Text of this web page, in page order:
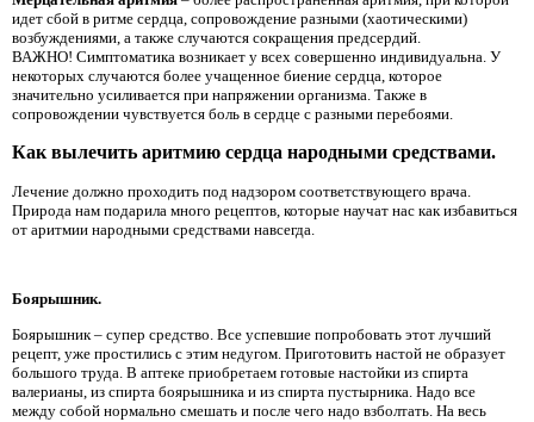
идет сбой в ритме сердца, сопровождение разными (хаотическими)
возбуждениями, а также случаются сокращения предсердий.
ВАЖНО! Симптоматика возникает у всех совершенно индивидуальна. У
некоторых случаются более учащенное биение сердца, которое
значительно усиливается при напряжении организма. Также в
сопровождении чувствуется боль в сердце с разными перебоями.
Как вылечить аритмию сердца народными средствами.
Лечение должно проходить под надзором соответствующего врача.
Природа нам подарила много рецептов, которые научат нас как избавиться
от аритмии народными средствами навсегда.
Боярышник.
Боярышник – супер средство. Все успевшие попробовать этот лучший
рецепт, уже простились с этим недугом. Приготовить настой не образует
большого труда. В аптеке приобретаем готовые настойки из спирта
валерианы, из спирта боярышника и из спирта пустырника. Надо все
между собой нормально смешать и после чего надо взболтать. На весь